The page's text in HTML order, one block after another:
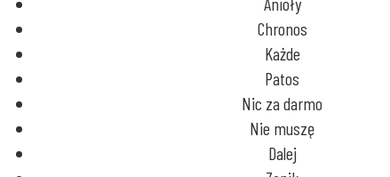
Chronos
Każde
Patos
Nic za darmo
Nie muszę
Dalej